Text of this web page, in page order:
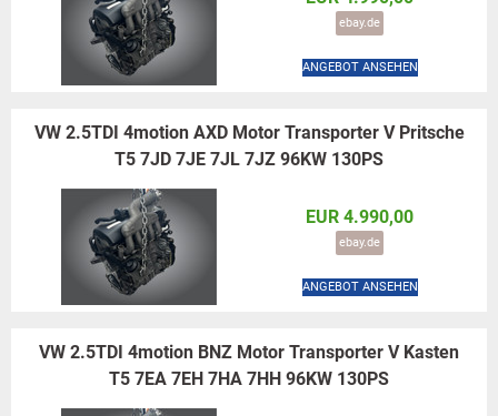
ebay.de
ANGEBOT ANSEHEN
VW 2.5TDI 4motion AXD Motor Transporter V Pritsche
T5 7JD 7JE 7JL 7JZ 96KW 130PS
EUR 4.990,00
ebay.de
ANGEBOT ANSEHEN
VW 2.5TDI 4motion BNZ Motor Transporter V Kasten
T5 7EA 7EH 7HA 7HH 96KW 130PS